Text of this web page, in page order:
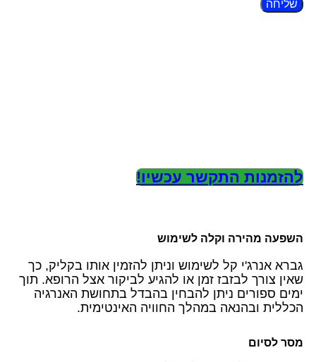
שליחה
להזמנות התקשר עכשיו!
השפעה מהירה וקלה לשימוש
גברא אנרג'י קל לשימוש וניתן להזמין אותו בקליק, כך
שאין צורך לבזבז זמן או להגיע לביקור אצל הרופא. תוך
ימים ספורים ניתן להבחין בהבדל בתחושת האנרגיה
הכללית ובהנאה במהלך החוויה האינטימית.
מסר לסיום